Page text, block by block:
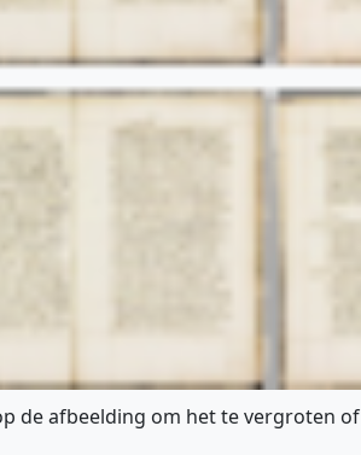
de afbeelding om het te vergroten of